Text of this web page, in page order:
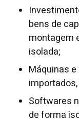
bens de
montagem
isolada;
Máquinas
Softwares
de forma